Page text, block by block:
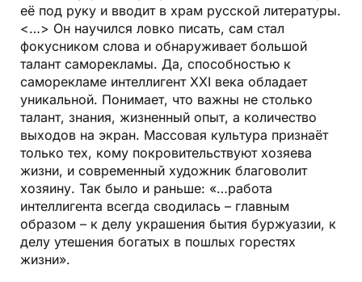
её под руку и вводит в храм русской литературы.
<…> Он научился ловко писать, сам стал
фокусником слова и обнаруживает большой
талант саморекламы. Да, способностью к
саморекламе интеллигент ХХI века обладает
уникальной. Понимает, что важны не столько
талант, знания, жизненный опыт, а количество
выходов на экран. Массовая культура признаёт
только тех, кому покровительствуют хозяева
жизни, и современный художник благоволит
хозяину. Так было и раньше: «…работа
интеллигента всегда сводилась – главным
образом – к делу украшения бытия буржуазии, к
делу утешения богатых в пошлых горестях
жизни».